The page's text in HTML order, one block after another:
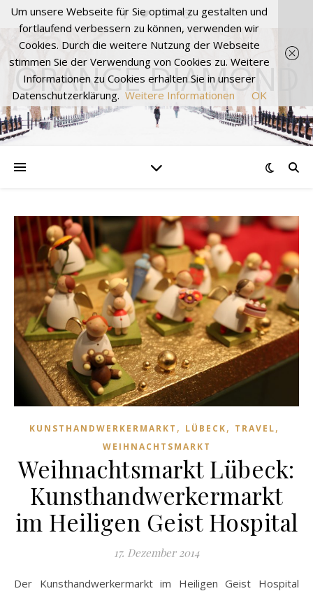
ORANGE DIAMOND
KUNSTHANDWERKERMARKT , LÜBECK, TRAVEL,
WEIHNACHTSMARKT
Weihnachtsmarkt Lübeck:
Kunsthandwerkermarkt
im Heiligen Geist Hospital
17. Dezember 2014
Der Kunsthandwerkermarkt im Heiligen Geist Hospital
Um unsere Webseite für Sie optimal zu gestalten und
fortlaufend verbessern zu können, verwenden wir
Cookies. Durch die weitere Nutzung der Webseite
stimmen Sie der Verwendung von Cookies zu. Weitere
Informationen zu Cookies erhalten Sie in unserer
Datenschutzerklärung. Weitere Informationen OK